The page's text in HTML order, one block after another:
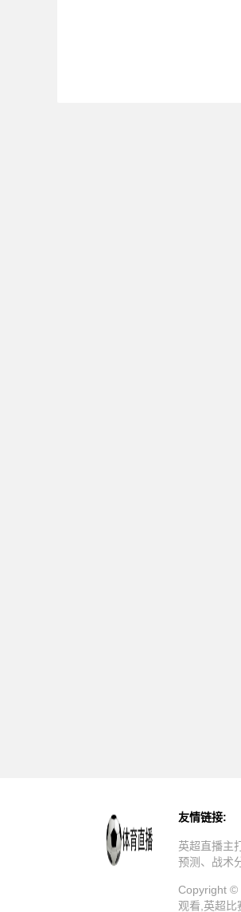
友情链接:
英超直播主
预测、战术
Copyright ©
观看,英超比